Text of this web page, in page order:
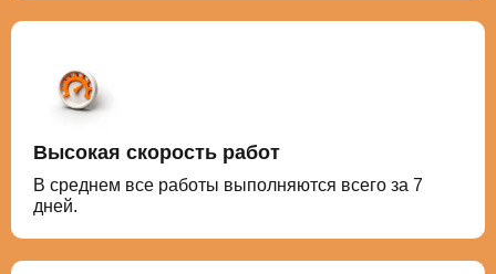
Высокая скорость работ
В среднем все работы выполняются всего за 7
дней.